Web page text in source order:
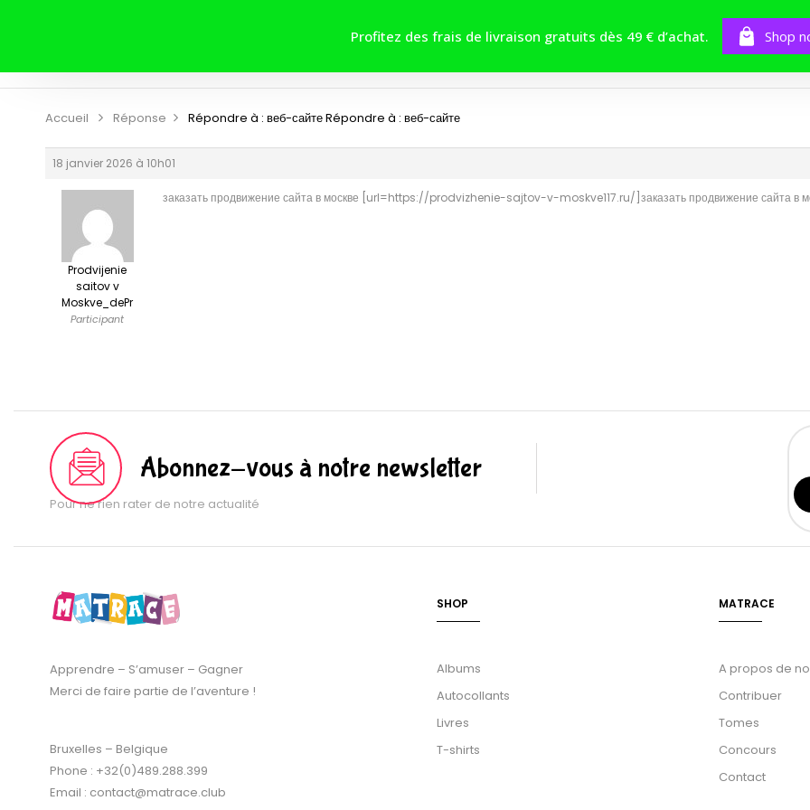
Profitez des frais de livraison gratuits dès 49 € d’achat. Shop
A PROPOS DE NOUS BOUTIQUE TOMES
CONCOURS
Accueil Réponse Répondre à : веб-сайтеRépondre à : веб-сайте
18 janvier 2026 à 10h01
Prodvijenie
saitov v
Moskve_dePr
Participant
заказать продвижение сайта в москве [url=https://prodvizhenie-sajtov-v-moskve117.ru/]заказать продвижение сайта в
Abonnez-vous à notre newsletter
Pour ne rien rater de notre actualité
Apprendre – S’amuser – Gagner
Merci de faire partie de l’aventure !
Bruxelles – Belgique
Phone : +32(0)489.288.399
Email : contact@matrace.club
SHOP
Albums
Autocollants
Livres
T-shirts
MATRACE
A propos de
Contribuer
Tomes
Concours
Contact